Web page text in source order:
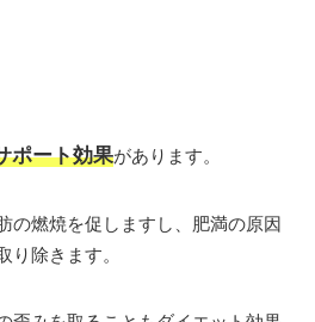
ポート効果があります。
の燃焼を促しますし、肥満の原因
り除きます。